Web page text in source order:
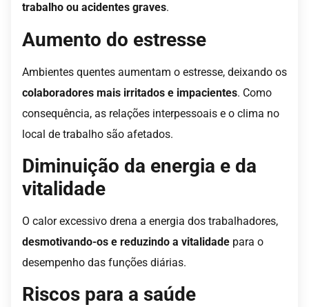
trabalho ou acidentes graves.
Aumento do estresse
Ambientes quentes aumentam o estresse, deixando os
colaboradores mais irritados e impacientes. Como
consequência, as relações interpessoais e o clima no
local de trabalho são afetados.
Diminuição da energia e da
vitalidade
O calor excessivo drena a energia dos trabalhadores,
desmotivando-os e reduzindo a vitalidade para o
desempenho das funções diárias.
Riscos para a saúde